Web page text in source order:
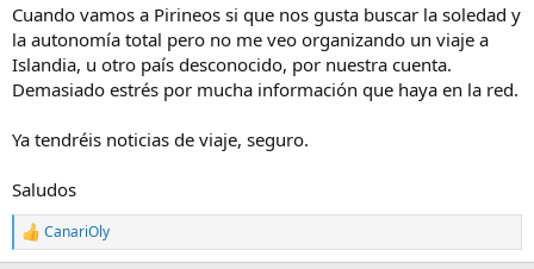
Cuando vamos a Pirineos si que nos gusta buscar la soledad y
la autonomía total pero no me veo organizando un viaje a
Islandia, u otro país desconocido, por nuestra cuenta.
Demasiado estrés por mucha información que haya en la red.
Ya tendréis noticias de viaje, seguro.
Saludos
R
e
CanariOly